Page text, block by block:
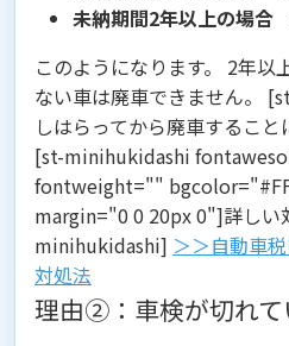
未納期間2年以上の場
このようになります。 2年以
ない車は廃車できません。
しはらってから廃車するこ
[st-minihukidashi
fontweight=""
margin="0 0 20px 0"]詳しい
minihukidashi] ＞＞自動車
対処法
理由②：車検が切れて